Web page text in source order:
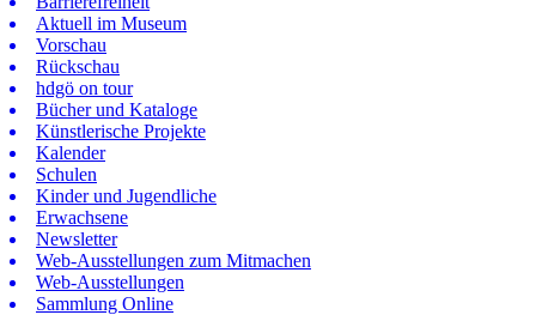
Aktuell im Museum
Vorschau
Rückschau
hdgö on tour
Bücher und Kataloge
Künstlerische Projekte
Kalender
Schulen
Kinder und Jugendliche
Erwachsene
Newsletter
Web-Ausstellungen zum Mitmachen
Web-Ausstellungen
Sammlung Online